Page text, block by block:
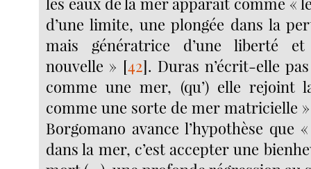
d’une limite, une plongée dans la
mais génératrice d’une liberté et
nouvelle » [42]. Duras n’écrit-elle
comme une mer, (qu’) elle rejoint
comme une sorte de mer matricielle »
Borgomano avance l’hypothèse
dans la mer, c’est accepter une